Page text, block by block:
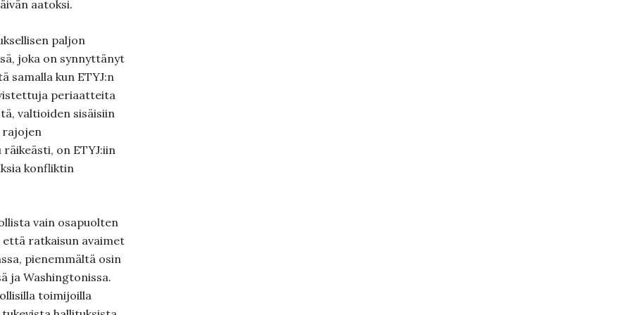
aatoksi.
paljon
joka on synnyttänyt
samalla kun ETYJ:n
periaatteita
valtioiden sisäisiin
rajojen
on ETYJ:iin
konfliktin
vain osapuolten
ratkaisun avaimet
pienemmältä osin
ja Washingtonissa.
toimijoilla